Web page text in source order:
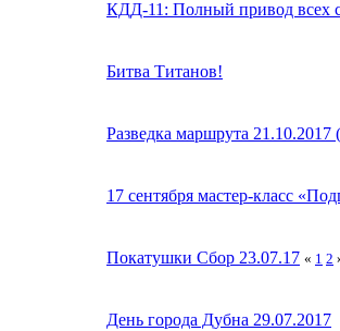
КДД-11: Полный привод всех
Битва Титанов!
Разведка маршрута 21.10.2017
17 сентября мастер-класс
Покатушки Сбор 23.07.17 « 1 2
День города Дубна 29.07.2017